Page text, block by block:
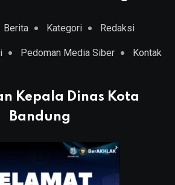
Berita Kategori Redaksi
Pedoman Media Siber Kontak
Kepala Dinas Kota
Bandung